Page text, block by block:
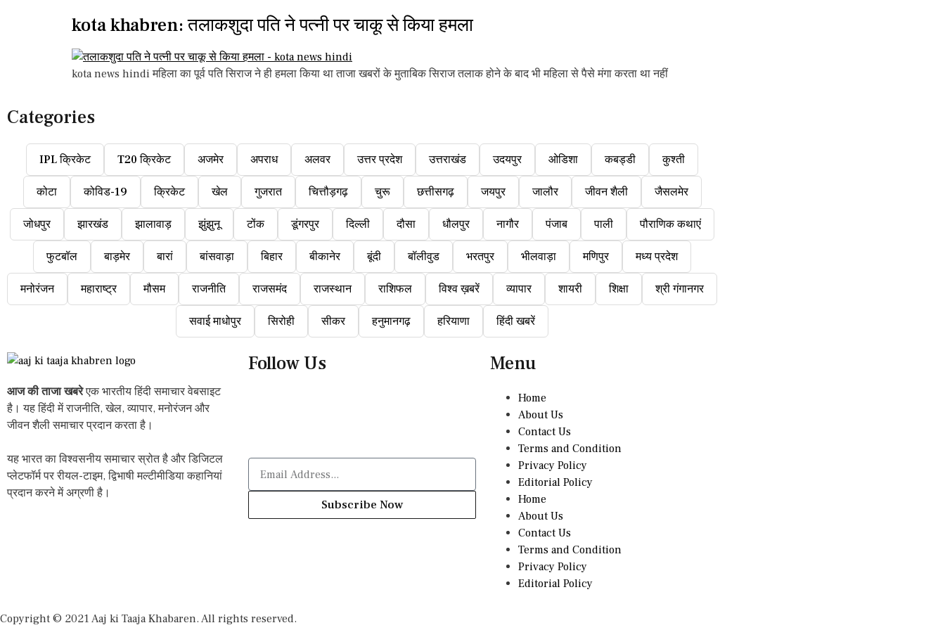
kota khabren: तलाकशुदा पति ने पत्नी पर चाकू से किया हमला
kota news hindi महिला का पूर्व पति सिराज ने ही हमला किया था ताजा खबरों के मुताबिक सिराज तलाक होने के बाद भी महिला से पैसे मंगा करता था नहीं
Categories
IPL क्रिकेट T20 क्रिकेट अजमेर अपराध अलवर उत्तर प्रदेश उत्तराखंड उदयपुर ओडिशा कबड्डी कुश्ती
कोटा कोविड-19 क्रिकेट खेल गुजरात चित्तौड़गढ़ चुरू छत्तीसगढ़ जयपुर जालौर जीवन शैली जैसलमेर
जोधपुर झारखंड झालावाड़ झुंझुनू टोंक डूंगरपुर दिल्ली दौसा धौलपुर नागौर पंजाब पाली पौराणिक कथाएं
फुटबॉल बाड़मेर बारां बांसवाड़ा बिहार बीकानेर बूंदी बॉलीवुड भरतपुर भीलवाड़ा मणिपुर मध्य प्रदेश
मनोरंजन महाराष्ट्र मौसम राजनीति राजसमंद राजस्थान राशिफल विश्व ख़बरें व्यापार शायरी शिक्षा श्री गंगानगर
सवाई माधोपुर सिरोही सीकर हनुमानगढ़ हरियाणा हिंदी खबरें
आज की ताजा खबरेएक भारतीय हिंदी समाचार वेबसाइट
है। यह हिंदी में राजनीति, खेल, व्यापार, मनोरंजन और
जीवन शैली समाचार प्रदान करता है।
यह भारत का विश्वसनीय समाचार स्रोत है और डिजिटल
प्लेटफॉर्म पर रीयल-टाइम, द्विभाषी मल्टीमीडिया कहानियां
प्रदान करने में अग्रणी है।
Follow Us
Subscribe Now
Menu
Home
About Us
Contact Us
Terms and Condition
Privacy Policy
Editorial Policy
Home
About Us
Contact Us
Terms and Condition
Privacy Policy
Editorial Policy
Copyright © 2021 Aaj ki Taaja Khabaren. All rights reserved.